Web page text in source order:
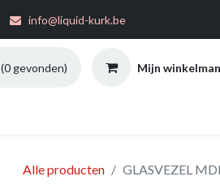
info@liquid-kurk.be
(0 gevonden) Mijn
Alle producten GLASVEZEL